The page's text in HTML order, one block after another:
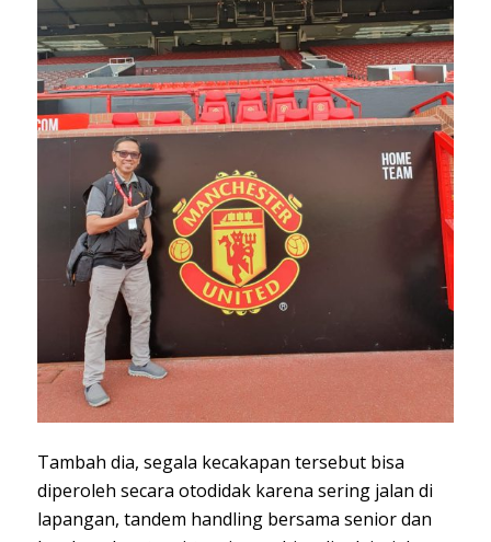
Tambah dia, segala kecakapan tersebut bisa
diperoleh secara otodidak karena sering jalan di
lapangan, tandem handling bersama senior dan